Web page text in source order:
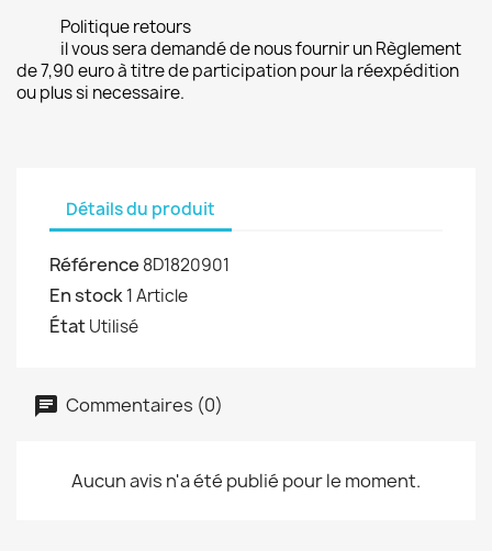
Politique retours
il vous sera demandé de nous fournir un Règlement
de 7,90 euro à titre de participation pour la réexpédition
ou plus si necessaire.
Détails du produit
Référence 8D1820901
En stock1 Article
ÉtatUtilisé
Commentaires (0)
Aucun avis n'a été publié pour le moment.